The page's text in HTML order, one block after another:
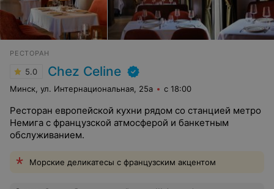
РЕСТОРАН
5.0 Chez Celine
Минск, ул. Интернациональная, 25а с 18:00
Ресторан европейской кухни рядом со станцией метро
Немига с французской атмосферой и банкетным
обслуживанием.
Морские деликатесы с французским акцентом